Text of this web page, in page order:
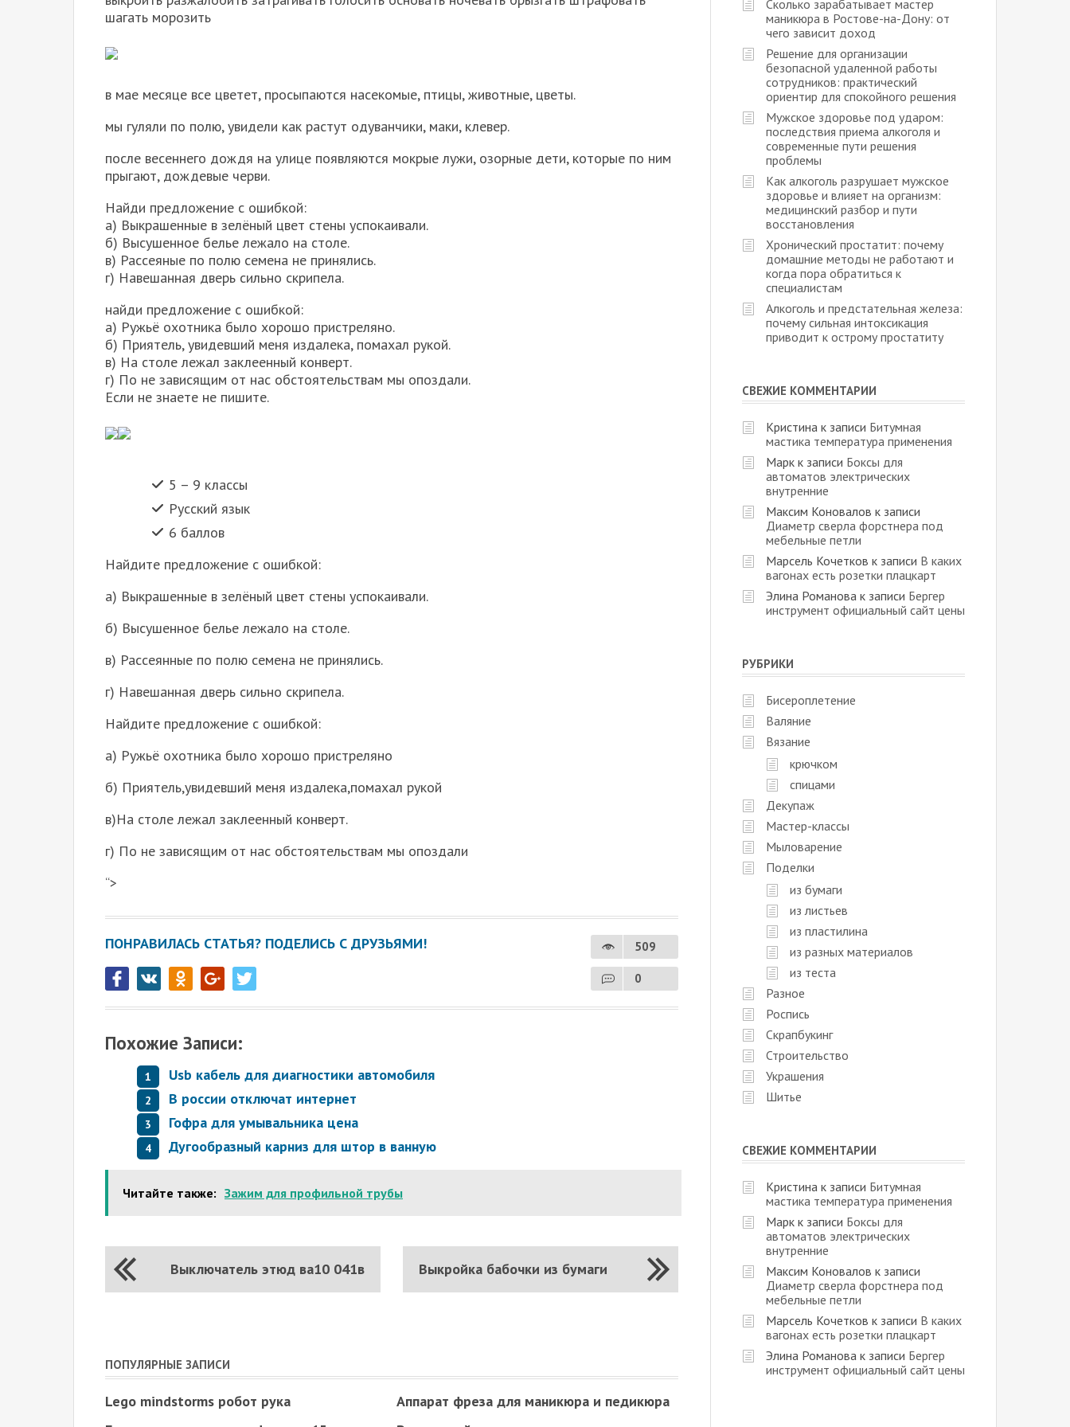
шагать морозить
в мае месяце все цветет, просыпаются насекомые, птицы, животные, цветы.
мы гуляли по полю, увидели как растут одуванчики, маки, клевер.
после весеннего дождя на улице появляются мокрые лужи, озорные дети, которые по ним
прыгают, дождевые черви.
Найди предложение с ошибкой:
а) Выкрашенные в зелёный цвет стены успокаивали.
б) Высушенное белье лежало на столе.
в) Рассеяные по полю семена не принялись.
г) Навешанная дверь сильно скрипела.
найди предложение с ошибкой:
а) Ружьё охотника было хорошо пристреляно.
б) Приятель, увидевший меня издалека, помахал рукой.
в) На столе лежал заклеенный конверт.
г) По не зависящим от нас обстоятельствам мы опоздали.
Если не знаете не пишите.
5 – 9 классы
Русский язык
6 баллов
Найдите предложение с ошибкой:
а) Выкрашенные в зелёный цвет стены успокаивали.
б) Высушенное белье лежало на столе.
в) Рассеянные по полю семена не принялись.
г) Навешанная дверь сильно скрипела.
Найдите предложение с ошибкой:
а) Ружьё охотника было хорошо пристреляно
б) Приятель,увидевший меня издалека,помахал рукой
в)На столе лежал заклеенный конверт.
г) По не зависящим от нас обстоятельствам мы опоздали
“>
ПОНРАВИЛАСЬ СТАТЬЯ? ПОДЕЛИСЬ С ДРУЗЬЯМИ! 509
0
Похожие Записи:
Usb кабель для диагностики автомобиля
В россии отключат интернет
Гофра для умывальника цена
Дугообразный карниз для штор в ванную
Читайте также: Зажим для профильной трубы
Выкройка бабочки из бумаги
Выключатель этюд ва10 041в
ПОПУЛЯРНЫЕ ЗАПИСИ
Lego mindstorms робот рука
Аппарат фреза для маникюра и педикюра
Сколько зарабатывает мастер
маникюра в Ростове-на-Дону: от
чего зависит доход
Решение для организации
безопасной удаленной работы
сотрудников: практический
ориентир для спокойного решения
Мужское здоровье под ударом:
последствия приема алкоголя и
современные пути решения
проблемы
Как алкоголь разрушает мужское
здоровье и влияет на организм:
медицинский разбор и пути
восстановления
Хронический простатит: почему
домашние методы не работают и
когда пора обратиться к
специалистам
Алкоголь и предстательная железа:
почему сильная интоксикация
приводит к острому простатиту
СВЕЖИЕ КОММЕНТАРИИ
Кристина к записи Битумная
мастика температура применения
Марк к записи Боксы для
автоматов электрических
внутренние
Максим Коновалов к записи
Диаметр сверла форстнера под
мебельные петли
Марсель Кочетков к записи В каких
вагонах есть розетки плацкарт
Элина Романова к записи Бергер
инструмент официальный сайт цены
РУБРИКИ
Бисероплетение
Валяние
Вязание
крючком
спицами
Декупаж
Мастер-классы
Мыловарение
Поделки
из бумаги
из листьев
из пластилина
из разных материалов
из теста
Разное
Роспись
Скрапбукинг
Строительство
Украшения
Шитье
СВЕЖИЕ КОММЕНТАРИИ
Кристина к записи Битумная
мастика температура применения
Марк к записи Боксы для
автоматов электрических
внутренние
Максим Коновалов к записи
Диаметр сверла форстнера под
мебельные петли
Марсель Кочетков к записи В каких
вагонах есть розетки плацкарт
Элина Романова к записи Бергер
инструмент официальный сайт цены